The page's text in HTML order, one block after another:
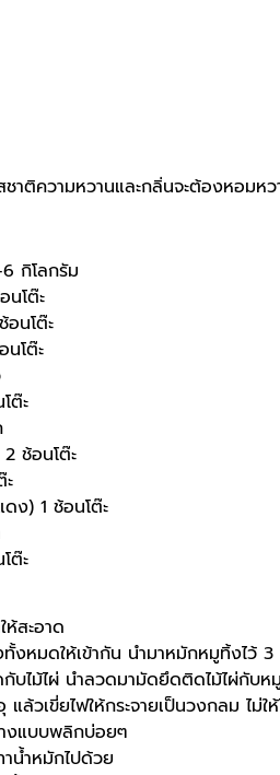
ชาติความหวานและกลิ่นจะต้องหอม
กิโลกรัม
โต๊ะ
นโต๊ะ
โต๊ะ
ต๊ะ
ช้อนโต๊ะ
ง) 1 ช้อนโต๊ะ
ต๊ะ
ห้สะอาด
งหมดให้เข้ากัน นำมาหมักหมูทิ้งไว้ 3
บไม้ไผ่ นำลวดมามัดยึดติดไม้ไผ่กับห
แล้วเขี่ยไฟให้กระจายเป็นวงกลม ไม่
งแบบพลิกบ่อยๆ
น้ำหมักไปด้วย